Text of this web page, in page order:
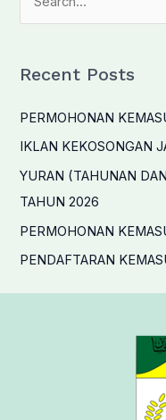
r
h
f
o
r
:
Recent Posts
PERMOHONAN
IKLAN KEKOSONGAN
YURAN (TAHUNAN
TAHUN 2026
PERMOHONAN
PENDAFTARAN